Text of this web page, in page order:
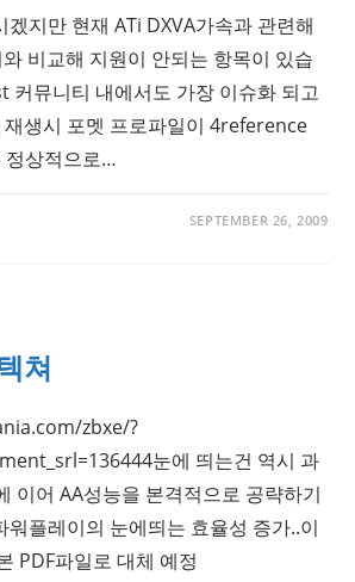
지만 현재 ATi DXVA가속과 관련해
비교해 지원이 안되는 항목이 있습
커뮤니티 내에서도 가장 이슈화 되고
생시 포멧 프로파일이 4reference
정상적으로…
SEPTEMBER 26, 2009
쳐
zbxe/?
눈에 띄는건 역시 과
이어 AA성능을 본격적으로 공략하기
워플레이의 눈에띄는 효율성 증가..이
PDF파일로 대체 예정